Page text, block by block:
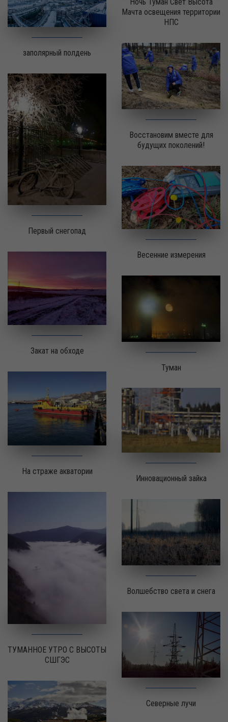
Мачта освещения территории
НПС
заполярный полдень
Восстановим вместе для
будущих поколений!
Первый снегопад
Весенние измерения
Закат на обходе
Туман
На страже акватории
Инновационный зайка
ТУМАННОЕ УТРО С ВЫСОТЫ
СШГЭС
Волшебство света и снега
Северные лучи